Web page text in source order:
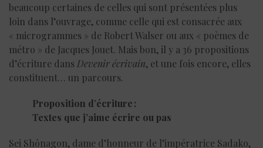
beaucoup certaines de celles qui sont présentées plus
loin dans l’ouvrage, comme celle qui est consacrée aux
« microgrammes » de Robert Walser ou aux « poèmes de
métro » de Jacques Jouet. Mais bon, il y a 36 propositions
d’écriture dans Devenir écrivain, et une fois encore, elles
constituent… un parcours.
Proposition d’écriture:
Textes que j’aime écrire ou pas
Sei Shônagon, dame d’honneur de l’impératrice Sadako,